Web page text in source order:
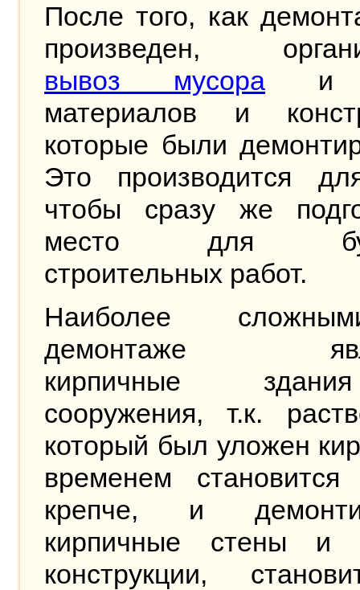
После того, как
произведен,
вывоз мусора и
материалов и
которые были
Это производится
чтобы сразу же
место для
строительных работ.
Наиболее
демонтаже
кирпичные
сооружения, т.к.
который был уложен
временем становится
крепче, и
кирпичные стены и
конструкции,